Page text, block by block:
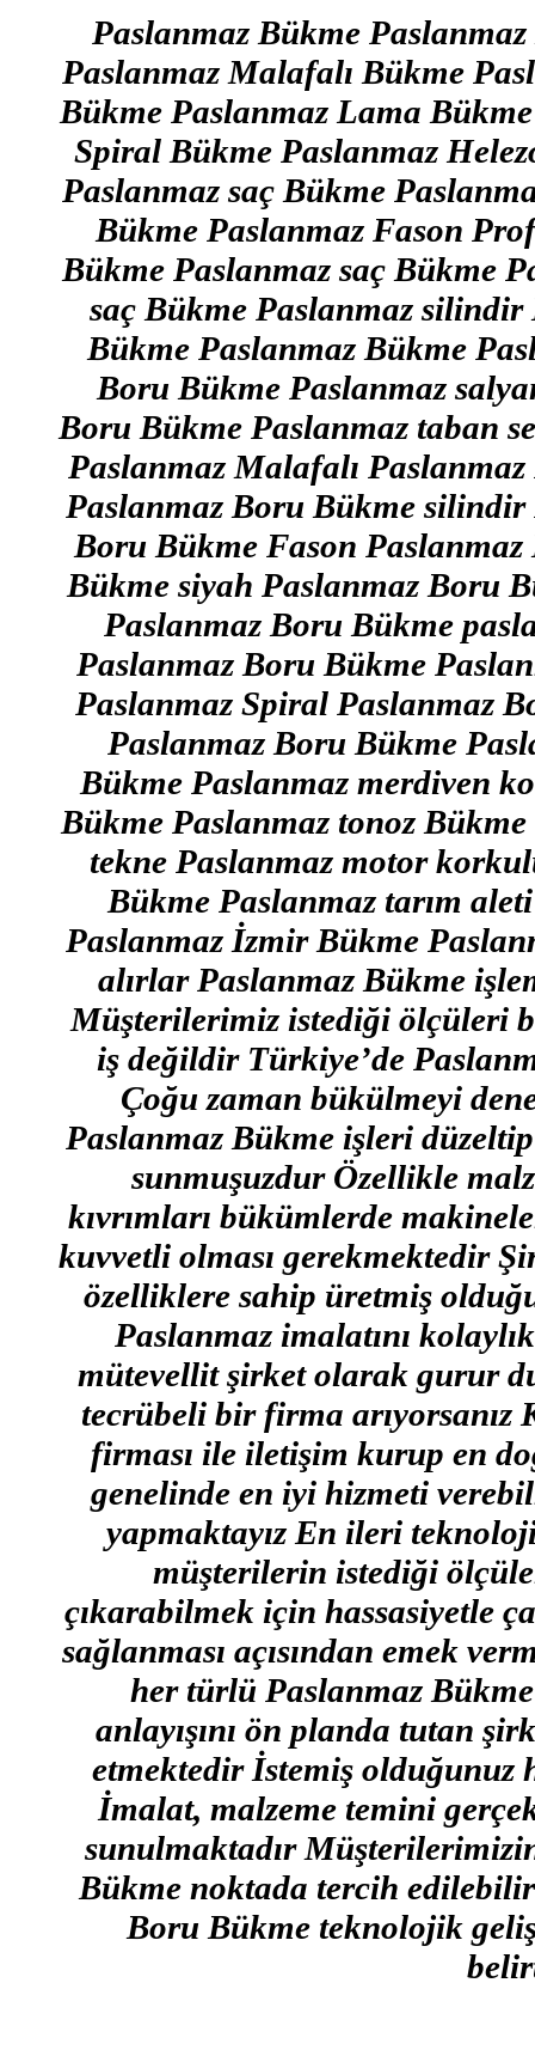
Paslanmaz Bükme
Paslanmaz Malafalı Bükme
Bükme Paslanmaz Lama
Spiral Bükme Paslanmaz
Paslanmaz saç Bükme
Bükme Paslanmaz Fason
Bükme Paslanmaz saç Bükme
saç Bükme Paslanmaz
Bükme Paslanmaz Bükme
Boru Bükme Paslanmaz
Boru Bükme Paslanmaz taban
Paslanmaz Malafalı
Paslanmaz Boru Bükme silindir
Boru Bükme Fason
Bükme siyah Paslanmaz Boru
Paslanmaz Boru Bükme
Paslanmaz Boru Bükme
Paslanmaz Spiral Paslanmaz
Paslanmaz Boru Bükme
Bükme Paslanmaz merdiven
Bükme Paslanmaz tonoz
tekne Paslanmaz motor
Bükme Paslanmaz tarım
Paslanmaz İzmir Bükme
alırlar Paslanmaz Bükme
Müşterilerimiz istediği ölçüleri
iş değildir Türkiye’de
Çoğu zaman bükülmeyi
Paslanmaz Bükme işleri
sunmuşuzdur Özellikle
kıvrımları bükümlerde
kuvvetli olması gerekmektedir
özelliklere sahip üretmiş
Paslanmaz imalatını
mütevellit şirket olarak gurur
tecrübeli bir firma
firması ile iletişim kurup en
genelinde en iyi hizmeti
yapmaktayız En ileri
müşterilerin istediği
çıkarabilmek için hassasiyetle
sağlanması açısından emek
her türlü Paslanmaz
anlayışını ön planda tutan
etmektedir İstemiş olduğunuz
İmalat, malzeme temini
sunulmaktadır
Bükme noktada tercih
Boru Bükme teknolojik